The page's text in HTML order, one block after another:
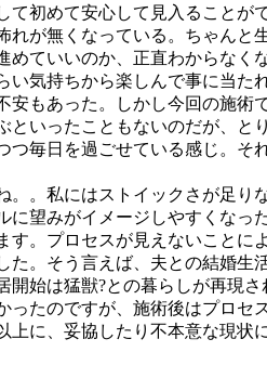
初めて安心して見入ること
が無くなっている。ちゃんと
ていいのか、正直わからな
気持ちから楽しんで事に当
もあった。しかし今回の施
いったこともないのだが、
毎日を過ごせている感じ。
。私にはストイックさが足
望みがイメージしやすくなっ
。プロセスが見えないことに
。そう言えば、夫との結婚
始は猛獣?との暮らしが再現さ
たのですが、施術後はプロ
に、妥協したり不本意な現